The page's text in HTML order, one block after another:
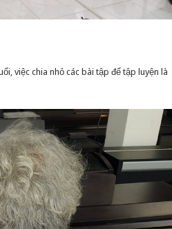
việc chia nhỏ các bài tập để tập luyện là